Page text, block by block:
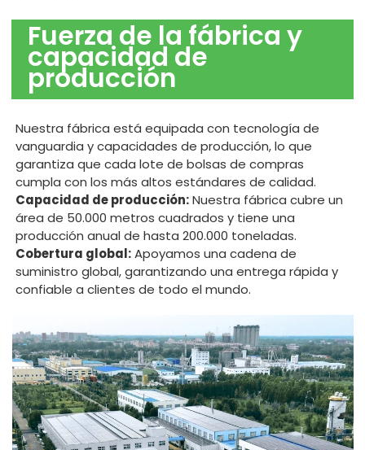
Fuerza de la fábrica y
capacidad de
producción
Nuestra fábrica está equipada con tecnología de
vanguardia y capacidades de producción, lo que
garantiza que cada lote de bolsas de compras
cumpla con los más altos estándares de calidad.
Capacidad de producción:Nuestra fábrica cubre un
área de 50.000 metros cuadrados y tiene una
producción anual de hasta 200.000 toneladas.
Cobertura global:Apoyamos una cadena de
suministro global, garantizando una entrega rápida y
confiable a clientes de todo el mundo.